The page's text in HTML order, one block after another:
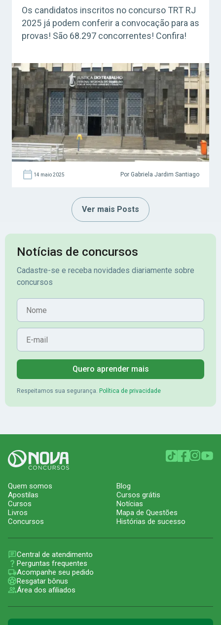
Os candidatos inscritos no concurso TRT RJ
2025 já podem conferir a convocação para as
provas! São 68.297 concorrentes! Confira!
14 maio 2025 Por Gabriela Jardim Santiago
Ver mais Posts
Notícias de concursos
Cadastre-se e receba novidades diariamente sobre
concursos
Nome
E-mail
Quero aprender mais
Respeitamos sua segurança. Política de privacidade
Quem somos
Apostilas
Cursos
Livros
Concursos
Blog
Cursos grátis
Notícias
Mapa de Questões
Histórias de sucesso
Central de atendimento
Perguntas frequentes
Acompanhe seu pedido
Resgatar bônus
Área dos afiliados